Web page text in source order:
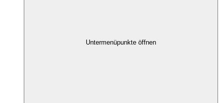
Untermenüpunkte öffnen